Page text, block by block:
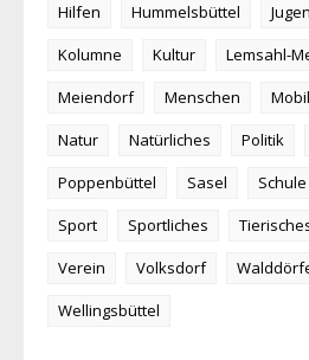
Hilfen
Hummelsbüttel
Kolumne
Kultur
Lemsahl-
Meiendorf
Menschen
Natur
Natürliches Politik
Poppenbüttel
Sasel Schule
Sport
Sportliches
Verein
Volksdorf
Wellingsbüttel